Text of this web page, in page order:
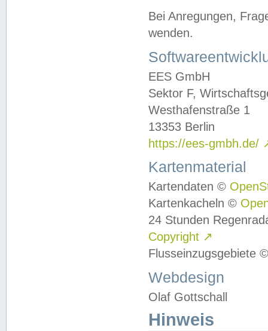
Bei Anregungen,
wenden.
EES GmbH
Sektor F,
Westhafenstraße 1
13353 Berlin
https://ees-gmbh.de/
Kartenmaterial
Kartendaten ©
Kartenkacheln ©
24 Stunden
Copyright ↗
Flusseinzugsgebiete
Webdesign
Olaf Gottschall
Hinweis